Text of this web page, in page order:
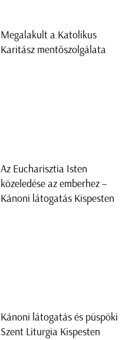
Megalakult a Katolikus
Karitász mentőszolgálata
Az Eucharisztia Isten
közeledése az emberhez –
Kánoni látogatás Kispesten
Kánoni látogatás és püspöki
Szent Liturgia Kispesten